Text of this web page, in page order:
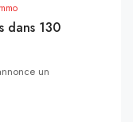
dans 130
un